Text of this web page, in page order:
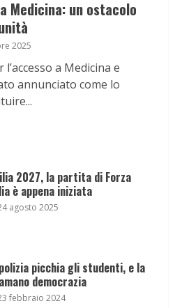
Medicina: un ostacolo
2025
a Medicina e
annunciato come lo
2027, la partita di Forza
è appena iniziata
agosto 2025
picchia gli studenti, e la
democrazia
febbraio 2024